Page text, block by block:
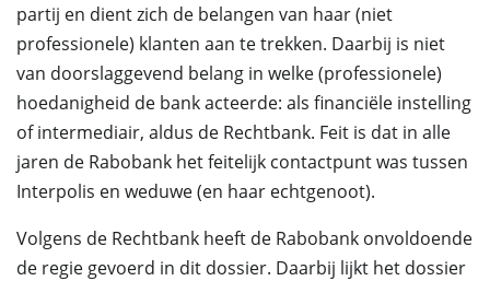
partij en dient zich de belangen van haar (niet
professionele) klanten aan te trekken. Daarbij is niet
van doorslaggevend belang in welke (professionele)
hoedanigheid de bank acteerde: als financiële instelling
of intermediair, aldus de Rechtbank. Feit is dat in alle
jaren de Rabobank het feitelijk contactpunt was tussen
Interpolis en weduwe (en haar echtgenoot).
Volgens de Rechtbank heeft de Rabobank onvoldoende
de regie gevoerd in dit dossier. Daarbij lijkt het dossier